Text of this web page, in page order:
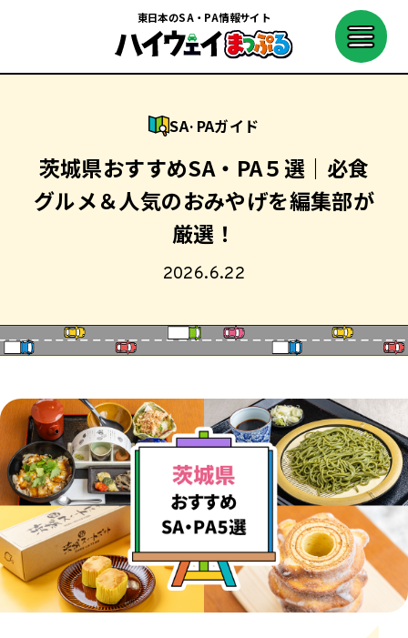
東日本のSA・PA情報サイト
SA·PAガイド
茨城県おすすめSA・PA５選｜必食
グルメ＆人気のおみやげを編集部が
厳選！
2026.6.22